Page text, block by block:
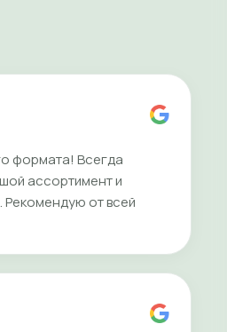
формата! Всегда
ассортимент и
от всей